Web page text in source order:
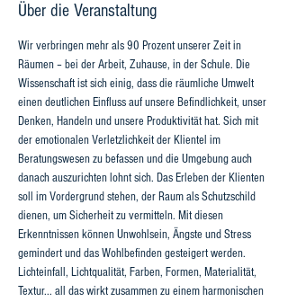
Über die Veranstaltung
Wir verbringen mehr als 90 Prozent unserer Zeit in
Räumen – bei der Arbeit, Zuhause, in der Schule. Die
Wissenschaft ist sich einig, dass die räumliche Umwelt
einen deutlichen Einﬂuss auf unsere Beﬁndlichkeit, unser
Denken, Handeln und unsere Produktivität hat. Sich mit
der emotionalen Verletzlichkeit der Klientel im
Beratungswesen zu befassen und die Umgebung auch
danach auszurichten lohnt sich. Das Erleben der Klienten
soll im Vordergrund stehen, der Raum als Schutzschild
dienen, um Sicherheit zu vermitteln. Mit diesen
Erkenntnissen können Unwohlsein, Ängste und Stress
gemindert und das Wohlbeﬁnden gesteigert werden.
Lichteinfall, Lichtqualität, Farben, Formen, Materialität,
Textur... all das wirkt zusammen zu einem harmonischen